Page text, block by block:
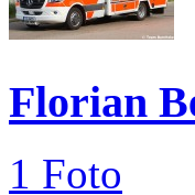
Florian
1 Foto